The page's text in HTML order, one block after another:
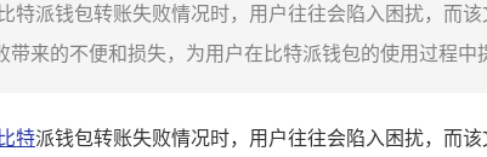
派钱包转账失败情况时，用户往往会陷入困扰，而
来的不便和损失，为用户在比特派钱包的使用过程中
比特派钱包转账失败情况时，用户往往会陷入困扰，而